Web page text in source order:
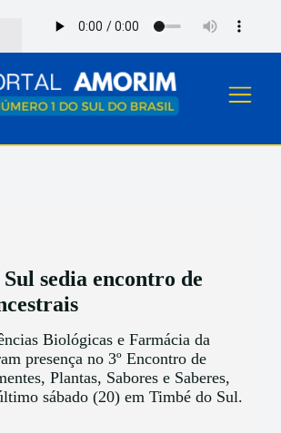
sedia encontro de
Biológicas e Farmácia da
presença no 3º Encontro de
Plantas, Sabores e Saberes,
sábado (20) em Timbé do Sul.